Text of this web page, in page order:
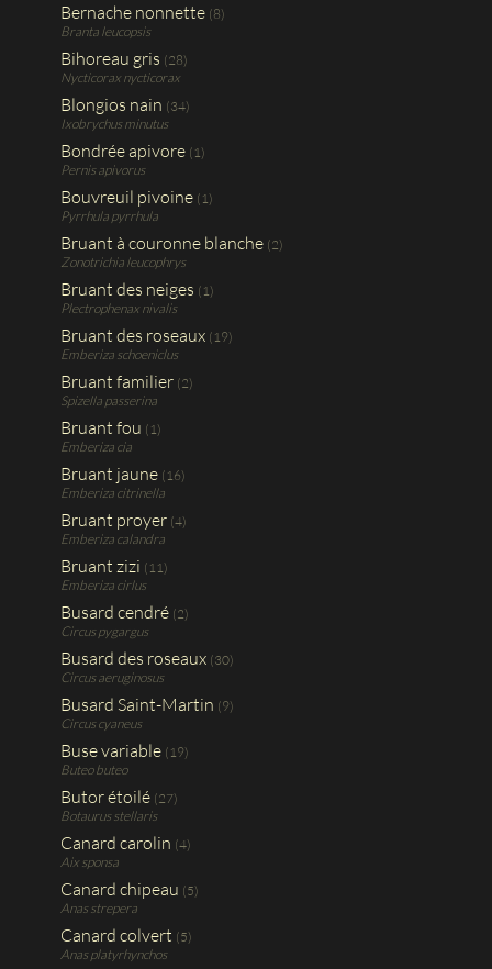
Bernache nonnette (8)
Branta leucopsis
Bihoreau gris (28)
Nycticorax nycticorax
Blongios nain (34)
Ixobrychus minutus
Bondrée apivore (1)
Pernis apivorus
Bouvreuil pivoine (1)
Pyrrhula pyrrhula
Bruant à couronne blanche (2)
Zonotrichia leucophrys
Bruant des neiges (1)
Plectrophenax nivalis
Bruant des roseaux (19)
Emberiza schoeniclus
Bruant familier (2)
Spizella passerina
Bruant fou (1)
Emberiza cia
Bruant jaune (16)
Emberiza citrinella
Bruant proyer (4)
Emberiza calandra
Bruant zizi (11)
Emberiza cirlus
Busard cendré (2)
Circus pygargus
Busard des roseaux (30)
Circus aeruginosus
Busard Saint-Martin (9)
Circus cyaneus
Buse variable (19)
Buteo buteo
Butor étoilé (27)
Botaurus stellaris
Canard carolin (4)
Aix sponsa
Canard chipeau (5)
Anas strepera
Canard colvert (5)
Anas platyrhynchos